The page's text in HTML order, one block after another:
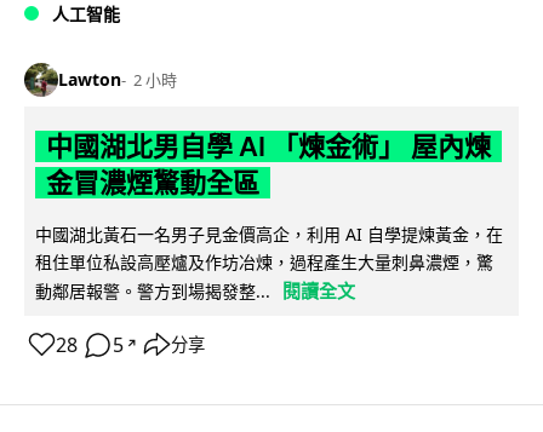
人工智能
Lawton 2 小時
中國湖北男自學 AI 「煉金術」 屋內煉
金冒濃煙驚動全區
中國湖北黃石一名男子見金價高企，利用 AI 自學提煉黃金，在
租住單位私設高壓爐及作坊冶煉，過程產生大量刺鼻濃煙，驚
動鄰居報警。警方到場揭發整...
閱讀全文
28 5 ↗ 分享